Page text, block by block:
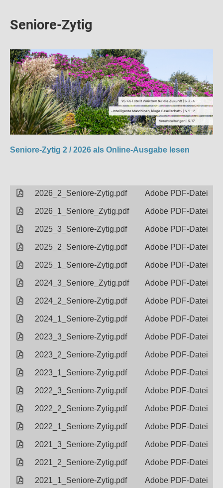
Seniore-Zytig
Seniore-Zytig 2 / 2026 als Online-Ausgabe lesen
2026_2_Seniore-Zytig.pdf Adobe PDF-Datei
2026_1_Seniore_Zytig.pdf Adobe PDF-Datei
2025_3_Seniore-Zytig.pdf Adobe PDF-Datei
2025_2_Seniore-Zytig.pdf Adobe PDF-Datei
2025_1_Seniore-Zytig.pdf Adobe PDF-Datei
2024_3_Seniore_Zytig.pdf Adobe PDF-Datei
2024_2_Seniore-Zytig.pdf Adobe PDF-Datei
2024_1_Seniore-Zytig.pdf Adobe PDF-Datei
2023_3_Seniore-Zytig.pdf Adobe PDF-Datei
2023_2_Seniore-Zytig.pdf Adobe PDF-Datei
2023_1_Seniore-Zytig.pdf Adobe PDF-Datei
2022_3_Seniore-Zytig.pdf Adobe PDF-Datei
2022_2_Seniore-Zytig.pdf Adobe PDF-Datei
2022_1_Seniore-Zytig.pdf Adobe PDF-Datei
2021_3_Seniore-Zytig.pdf Adobe PDF-Datei
2021_2_Seniore-Zytig.pdf Adobe PDF-Datei
2021_1_Seniore-Zytig.pdf Adobe PDF-Datei